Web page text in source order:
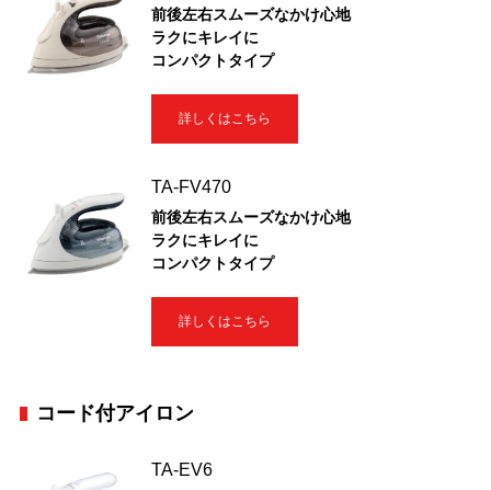
前後左右スムーズなかけ心地
ラクにキレイに
コンパクトタイプ
詳しくはこちら
TA-FV470
前後左右スムーズなかけ心地
ラクにキレイに
コンパクトタイプ
詳しくはこちら
コード付アイロン
TA-EV6